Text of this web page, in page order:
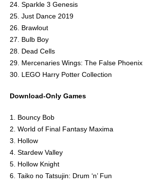
24. Sparkle 3 Genesis
25. Just Dance 2019
26. Brawlout
27. Bulb Boy
28. Dead Cells
29. Mercenaries Wings: The False Phoenix
30. LEGO Harry Potter Collection
Download-Only Games
1. Bouncy Bob
2. World of Final Fantasy Maxima
3. Hollow
4. Stardew Valley
5. Hollow Knight
6. Taiko no Tatsujin: Drum ‘n’ Fun